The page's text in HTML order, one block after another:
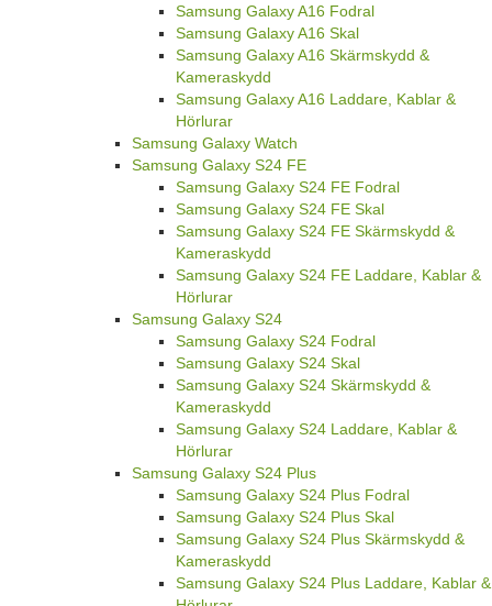
Samsung Galaxy A16 Fodral
Samsung Galaxy A16 Skal
Samsung Galaxy A16 Skärmskydd &
Kameraskydd
Samsung Galaxy A16 Laddare, Kablar &
Hörlurar
Samsung Galaxy Watch
Samsung Galaxy S24 FE
Samsung Galaxy S24 FE Fodral
Samsung Galaxy S24 FE Skal
Samsung Galaxy S24 FE Skärmskydd &
Kameraskydd
Samsung Galaxy S24 FE Laddare, Kablar &
Hörlurar
Samsung Galaxy S24
Samsung Galaxy S24 Fodral
Samsung Galaxy S24 Skal
Samsung Galaxy S24 Skärmskydd &
Kameraskydd
Samsung Galaxy S24 Laddare, Kablar &
Hörlurar
Samsung Galaxy S24 Plus
Samsung Galaxy S24 Plus Fodral
Samsung Galaxy S24 Plus Skal
Samsung Galaxy S24 Plus Skärmskydd &
Kameraskydd
Samsung Galaxy S24 Plus Laddare, Kablar &